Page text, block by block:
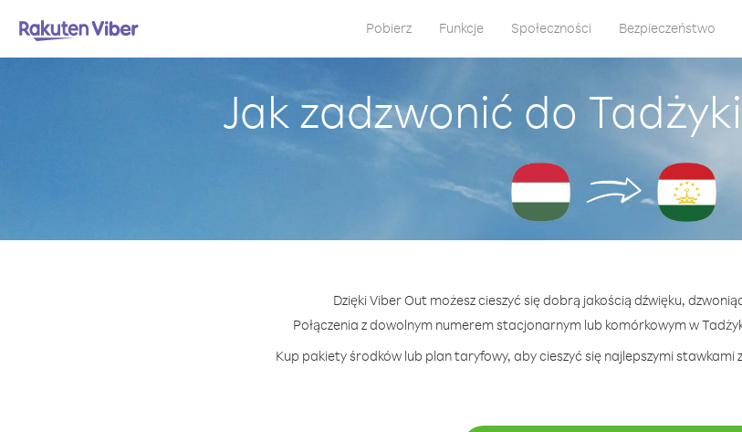
Pobierz Funkcje Społeczności Bezpieczeństwo
Jak zadzwonić do
Dzięki Viber Out możesz cieszyć się dobrą jakością dźwięku,
Połączenia z dowolnym numerem stacjonarnym lub komórkowym w
Kup pakiety środków lub plan taryfowy, aby cieszyć się najlepszymi stawkami